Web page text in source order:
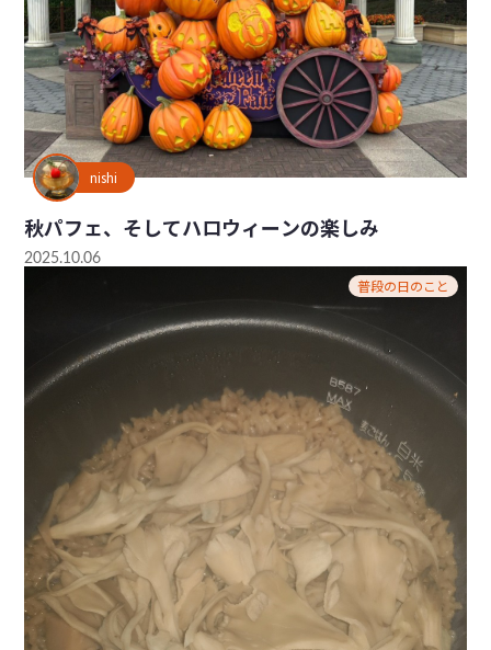
nishi
秋パフェ、そしてハロウィーンの楽しみ
2025.10.06
普段の日のこと